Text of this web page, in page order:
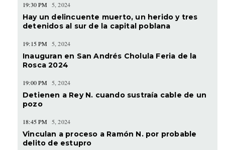
19:30 PM 5, 2024
Hay un delincuente muerto, un herido y tres
detenidos al sur de la capital poblana
19:15 PM 5, 2024
Inauguran en San Andrés Cholula Feria de la
Rosca 2024
19:00 PM 5, 2024
Detienen a Rey N. cuando sustraía cable de un
pozo
18:45 PM 5, 2024
Vinculan a proceso a Ramón N. por probable
delito de estupro